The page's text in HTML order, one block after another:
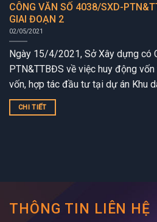
CÔNG VĂN SỐ 4038/SXD-
GIAI ĐOẠN 2
02/05/2021
Ngày 15/4/2021, Sở Xây dựng có
PTN&TTBĐS về việc huy động
vốn, hợp tác đầu tư tại dự án Khu
CHI TIẾT
THÔNG TIN LIÊN HỆ